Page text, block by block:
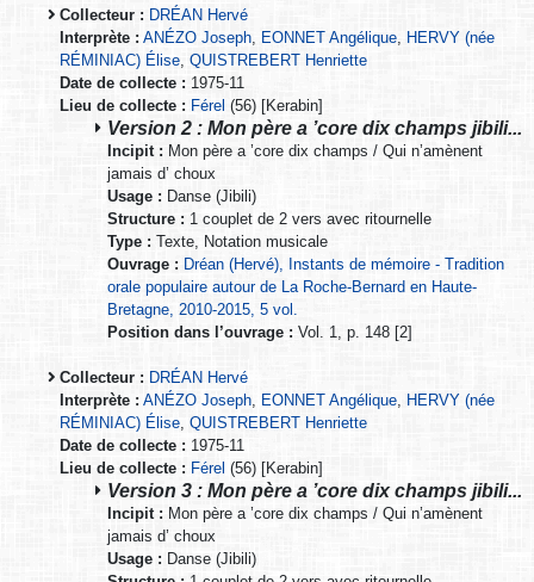
Collecteur : DRÉAN Hervé
Interprète : ANÉZO Joseph, EONNET Angélique, HERVY (née
RÉMINIAC) Élise, QUISTREBERT Henriette
Date de collecte : 1975-11
Lieu de collecte : Férel (56) [Kerabin]
Version 2 : Mon père a ’core dix champs jibili...
Incipit : Mon père a ’core dix champs / Qui n’amènent
jamais d’ choux
Usage : Danse (Jibili)
Structure : 1 couplet de 2 vers avec ritournelle
Type : Texte, Notation musicale
Ouvrage : Dréan (Hervé), Instants de mémoire - Tradition
orale populaire autour de La Roche-Bernard en Haute-
Bretagne, 2010-2015, 5 vol.
Position dans l’ouvrage : Vol. 1, p. 148 [2]
Collecteur : DRÉAN Hervé
Interprète : ANÉZO Joseph, EONNET Angélique, HERVY (née
RÉMINIAC) Élise, QUISTREBERT Henriette
Date de collecte : 1975-11
Lieu de collecte : Férel (56) [Kerabin]
Version 3 : Mon père a ’core dix champs jibili...
Incipit : Mon père a ’core dix champs / Qui n’amènent
jamais d’ choux
Usage : Danse (Jibili)